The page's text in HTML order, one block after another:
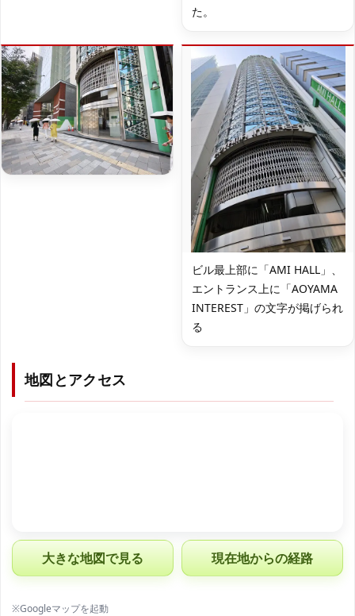
た。
ビル最上部に「AMI HALL」、
エントランス上に「AOYAMA
INTEREST」の文字が掲げられ
る
地図とアクセス
大きな地図で見る 現在地からの経路
※Googleマップを起動